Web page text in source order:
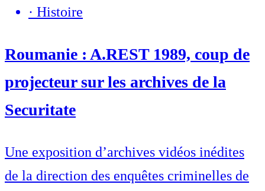
· Histoire
Roumanie : A.REST 1989, coup de
projecteur sur les archives de la
Securitate
Une exposition d’archives vidéos inédites
de la direction des enquêtes criminelles de